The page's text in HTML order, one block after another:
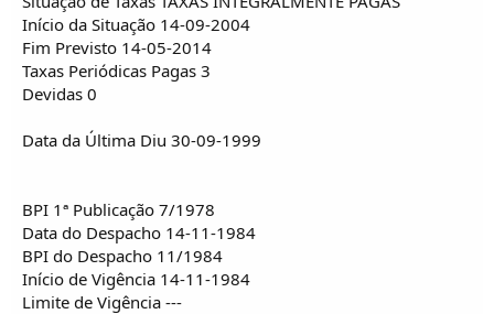
Início da Situação 14-09-2004
Fim Previsto 14-05-2014
Taxas Periódicas Pagas 3
Devidas 0
Data da Última Diu 30-09-1999
BPI 1ª Publicação 7/1978
Data do Despacho 14-11-1984
BPI do Despacho 11/1984
Início de Vigência 14-11-1984
Limite de Vigência ---